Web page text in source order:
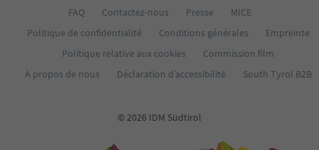
FAQ Contactez-nous Presse
MICE
Politique de confidentialité
Conditions générales
Empreinte
Politique relative aux cookies
Commission film
À propos de nous
Déclaration d’accessibilité South Tyrol B2B
© 2026 IDM Südtirol